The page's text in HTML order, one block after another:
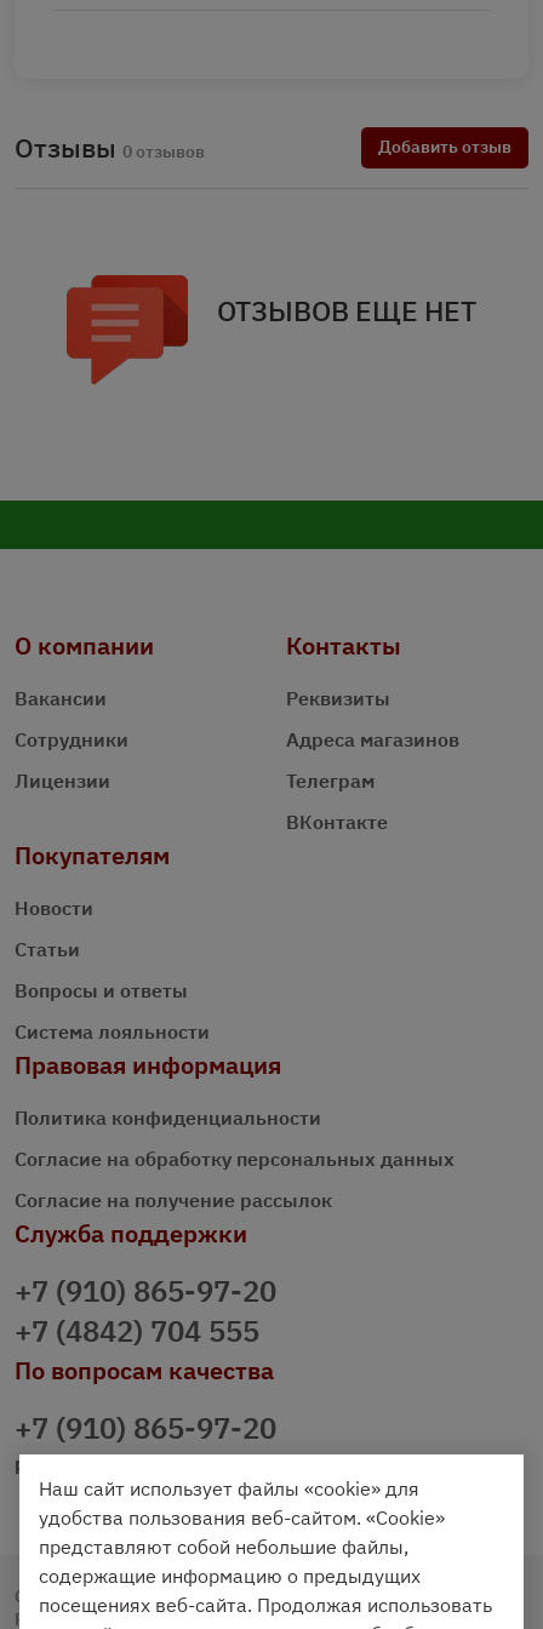
Отзывы 0 отзывов Добавить отзыв
ОТЗЫВОВ ЕЩЕ НЕТ
О компании
Вакансии
Сотрудники
Лицензии
Контакты
Реквизиты
Адреса магазинов
Телеграм
ВКонтакте
Покупателям
Новости
Статьи
Вопросы и ответы
Система лояльности
Правовая информация
Политика конфиденциальности
Согласие на обработку персональных данных
Согласие на получение рассылок
Служба поддержки
+7 (910) 865-97-20
+7 (4842) 704 555
По вопросам качества
+7 (910) 865-97-20
prazdnichniy40@palmi.ru
Copyright © 2020 - 2026. Праздничный Стол.
Разработка и продвижение - Vegas Studio
Наш сайт использует файлы «cookie» для
удобства пользования веб-сайтом. «Cookie»
представляют собой небольшие файлы,
содержащие информацию о предыдущих
посещениях веб-сайта. Продолжая использовать